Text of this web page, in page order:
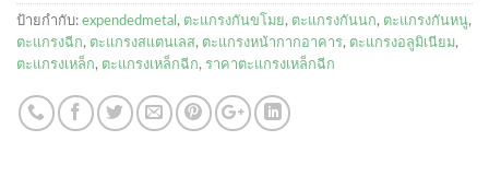
ป้ายกำกับ: expendedmetal , ตะแกรงกันขโมย, ตะแกรงกันนก, ตะแกรงกันหนู,
ตะแกรงฉีก, ตะแกรงสแตนเลส, ตะแกรงหน้ากากอาคาร, ตะแกรงอลูมิเนียม,
ตะแกรงเหล็ก, ตะแกรงเหล็กฉีก, ราคาตะแกรงเหล็กฉีก